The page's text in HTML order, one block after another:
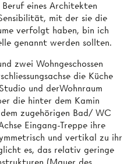
eines Architekten
mit der sie die
verfolgt haben, bin ich
genannt werden sollten.
zwei Wohngeschossen
die Küche
und derWohnraum
die hinter dem Kamin
zugehörigen Bad/ WC
Eingang-Treppe ihre
und vertikal zu ihr
es, das relativ geringe